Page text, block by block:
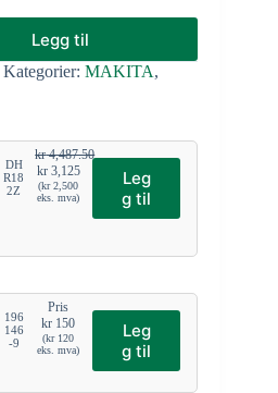
Legg til
Kategorier: MAKITA,
DH
R18
2Z
kr4,487.50
kr3,125
(kr2,500
eks. mva)
Leg
g til
196
146
-9
Pris
kr 150
(kr120
eks. mva)
Leg
g til